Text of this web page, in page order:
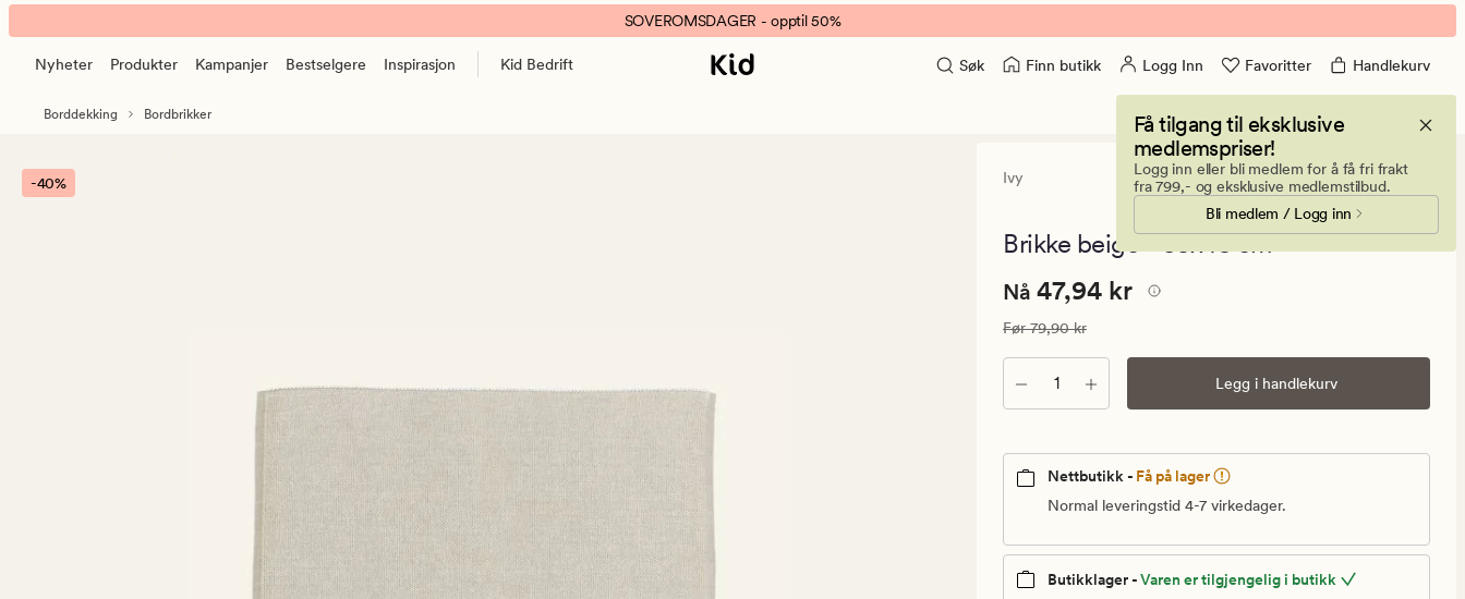
Ivy
brikke
beige
banner.
Klikk
pause.
SOVEROMSDAGER - opptil 50%
Nyheter Produkter Kampanjer Bestselgere Inspirasjon Kid Bedrift Søk Finn butikk Logg Inn Favoritter Handlekurv
Få tilgang til eksklusive
medlemspriser!
Logg inn eller bli medlem for å få fri frakt
fra 799,- og eksklusive medlemstilbud.
Bli medlem / Logg inn
Borddekking Bordbrikker
-40% Ivy
4
anmeldelser
en
4.5
Brikke beige - 35x45 cm
Nåværende
47,94
kr.
Vanlig
pris
Nåværende pris
Nå 47,94 kr
Vanlig pris 79,90 kr
Før79,90 kr
Antall Legg i handlekurv
Nettbutikk - Få på lager
Normal leveringstid 4-7 virkedager.
Butikklager -Varen er tilgjengelig i butikk